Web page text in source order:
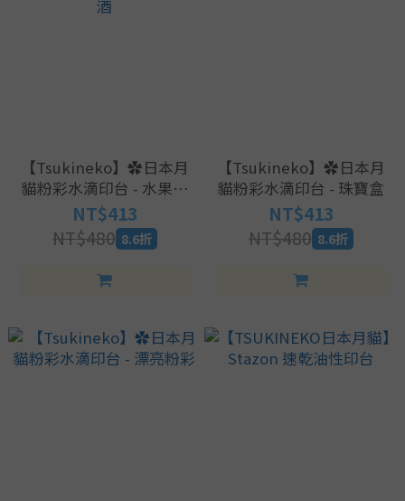
【Tsukineko】✿日本月
貓粉彩水滴印台 - 水果雞
尾酒
NT$413
NT$480 8.6折
【Tsukineko】✿日本月
貓粉彩水滴印台 - 珠寶盒
NT$413
NT$480 8.6折